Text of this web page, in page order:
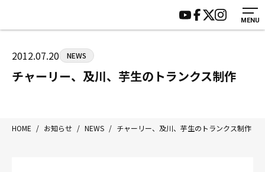
MENU
HOME
ジムについて
トレーニング
入会案内
施設紹介
会員様の声
サポーター募集
2012.07.20 NEWS
チャーリー、及川、芋生のトランクス制作
HOME / お知らせ / NEWS / チャーリー、及川、芋生のトランクス制作